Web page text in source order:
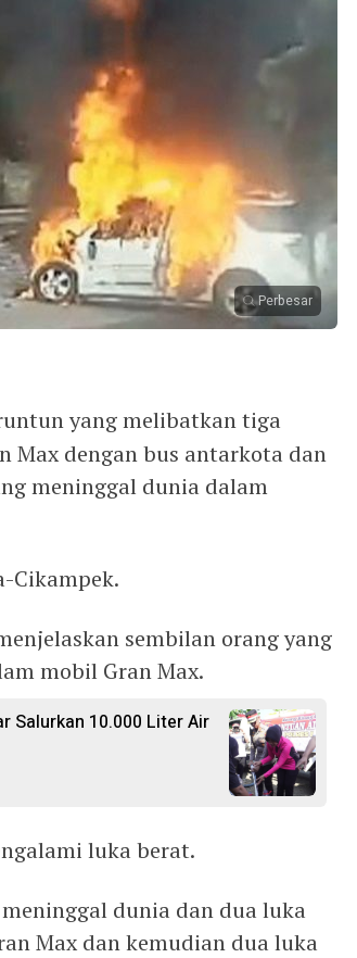
Perbesar
yang melibatkan tiga
Max dengan bus antarkota dan
meninggal dunia dalam
Cikampek.
sembilan orang yang
mobil Gran Max.
Salurkan 10.000 Liter Air
luka berat.
dunia dan dua luka
Max dan kemudian dua luka